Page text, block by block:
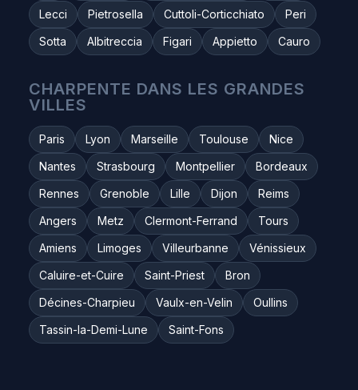
Lecci
Pietrosella Cuttoli-Corticchiato
Peri
Sotta
Albitreccia Figari Appietto Cauro
CHARPENTE DANS LES GRANDES
VILLES
Paris Lyon Marseille Toulouse
Nice
Nantes
Strasbourg Montpellier
Bordeaux
Rennes
Grenoble Lille Dijon
Reims
Angers
Metz Clermont-Ferrand
Tours
Amiens
Limoges Villeurbanne
Vénissieux
Caluire-et-Cuire
Saint-Priest
Bron
Décines-Charpieu
Vaulx-en-Velin
Oullins
Tassin-la-Demi-Lune
Saint-Fons